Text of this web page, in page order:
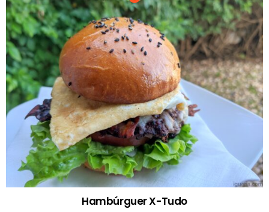
Hambúrguer X-Tudo